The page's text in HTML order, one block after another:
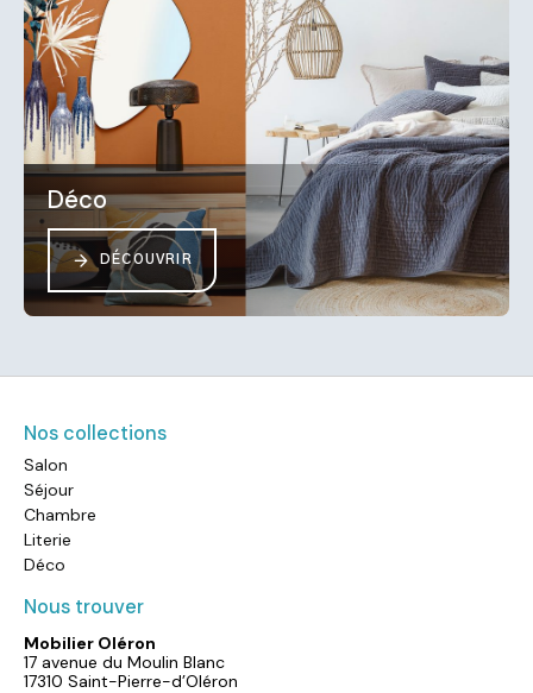
Déco
DÉCOUVRIR
Nos collections
Salon
Séjour
Chambre
Literie
Déco
Nous trouver
Mobilier Oléron
17 avenue du Moulin Blanc
17310 Saint-Pierre-d’Oléron